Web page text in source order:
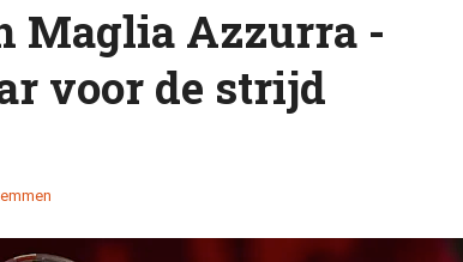
Maglia Azzurra -
voor de strijd